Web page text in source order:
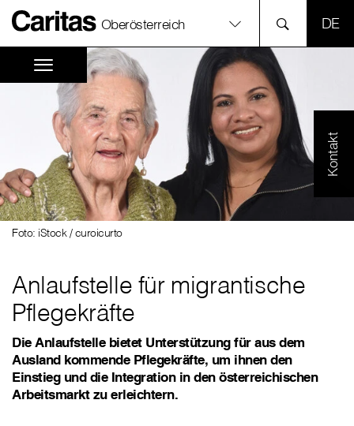
Oberösterreich
Kontakt
Foto: iStock / curoicurto
Anlaufstelle für migrantische
Pflegekräfte
Die Anlaufstelle bietet Unterstützung für aus dem
Ausland kommende Pflegekräfte, um ihnen den
Einstieg und die Integration in den österreichischen
Arbeitsmarkt zu erleichtern.